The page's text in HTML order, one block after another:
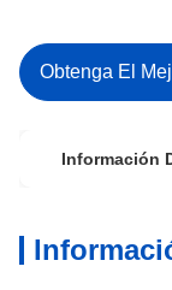
Obtenga El
Información